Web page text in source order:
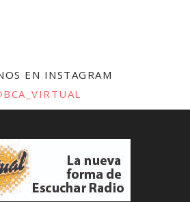
EN INSTAGRAM